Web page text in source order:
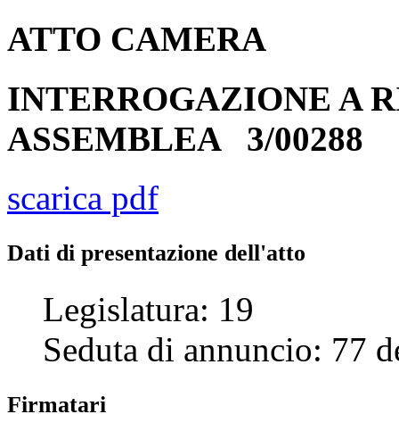
ATTO CAMERA
INTERROGAZIONE A
ASSEMBLEA 3/00288
scarica pdf
Dati di presentazione dell'atto
Legislatura: 19
Seduta di annuncio: 77
Firmatari